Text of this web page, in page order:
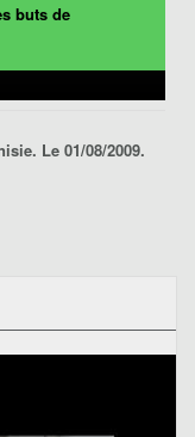
buts de
Le 01/08/2009.